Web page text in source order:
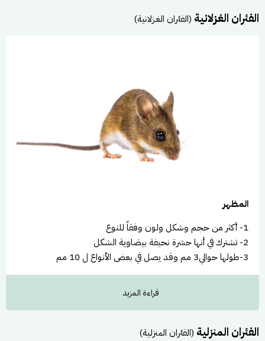
الفئران الغزلانية (الفئران الغزلانية)
المظهر
1- أكثر من حجم وشكل ولون وفقاً للنوع
2- تشترك في أنها حشرة نحيفة بيضاوية الشكل
3-طولها حوالي3 مم وقد يصل في بعض الأنواع ل 10 مم
قراءة المزيد
الفئران المنزلية (الفئران المنزلية)